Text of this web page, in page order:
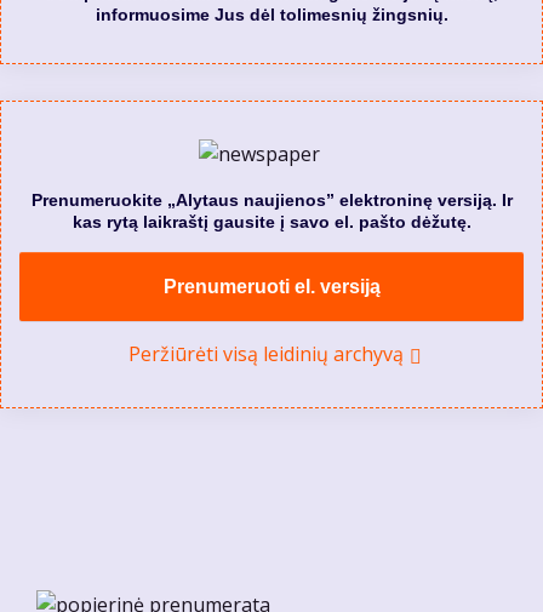
informuosime Jus dėl tolimesnių žingsnių.
Prenumeruokite „Alytaus naujienos” elektroninę versiją. Ir
kas rytą laikraštį gausite į savo el. pašto dėžutę.
Prenumeruoti el. versiją
Peržiūrėti visą leidinių archyvą